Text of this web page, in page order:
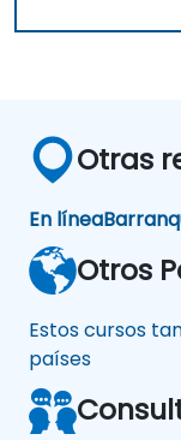
Otras
En línea
Otros
Estos cursos
países